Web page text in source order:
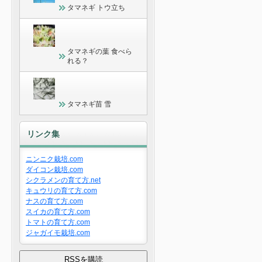
タマネギ トウ立ち
タマネギの葉 食べら
れる？
タマネギ苗 雪
リンク集
ニンニク栽培.com
ダイコン栽培.com
シクラメンの育て方.net
キュウリの育て方.com
ナスの育て方.com
スイカの育て方.com
トマトの育て方.com
ジャガイモ栽培.com